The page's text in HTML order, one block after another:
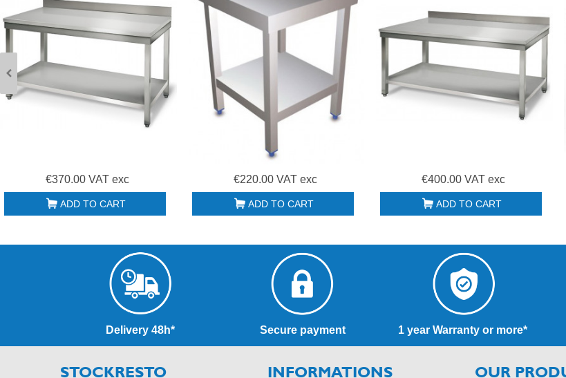
€370.00 VAT exc
ADD TO CART
€220.00 VAT exc
ADD TO CART
€400.00 VAT exc
ADD TO CART
Delivery 48h* Secure payment 1 year Warranty or more*
STOCKRESTO INFORMATIONS OUR